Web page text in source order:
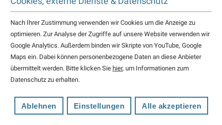
Motek 2022 in Stuttgart
Nach Ihrer Zustimmung verwenden wir Cookies um die Anzeige zu
optimieren. Zur Analyse der Zugriffe auf unsere Website verwenden wir
Google Analytics. Außerdem binden wir Skripte von YouTube, Google
Maps ein. Dabei können personenbezogene Daten an diese Anbieter
übermittelt werden. Bitte klicken Sie hier, um Informationen zum
Datenschutz zu erhalten.
Ablehnen Einstellungen Alle akzeptieren